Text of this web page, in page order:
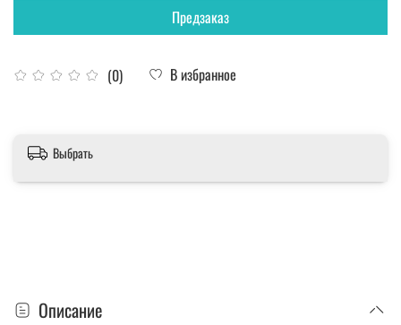
(0) В избранное
Предзаказ
Выбрать
Описание